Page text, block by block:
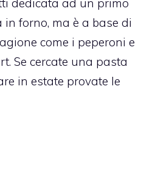
dedicata ad un primo
forno, ma è a base di
come i peperoni e
Se cercate una pasta
in estate provate le